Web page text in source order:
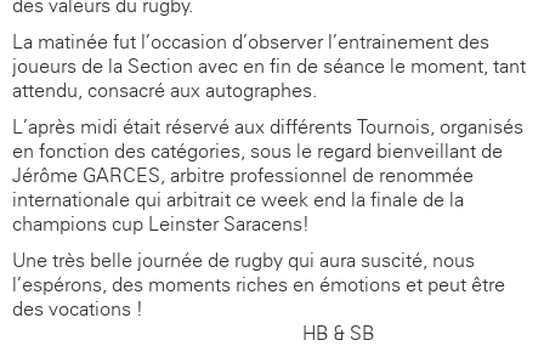
des valeurs du rugby.
La matinée fut l’occasion d’observer l’entrainement des
joueurs de la Section avec en fin de séance le moment, tant
attendu, consacré aux autographes.
L’après-midi était réservé aux différents Tournois, organisés
en fonction des catégories, sous le regard bienveillant de
Jérôme GARCES, arbitre professionnel de renommée
internationale qui arbitrait ce week-end la finale de la
champions cup Leinster-Saracens!
Une très belle journée de rugby qui aura suscité, nous
l’espérons, des moments riches en émotions et peut être
des vocations !
HB & SB